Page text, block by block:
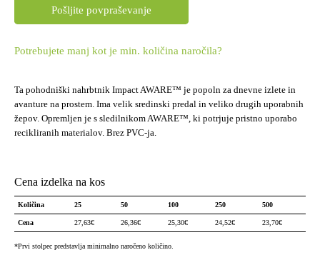
Pošljite povpraševanje
Potrebujete manj kot je min. količina naročila?
Ta pohodniški nahrbtnik Impact AWARE™ je popoln za dnevne izlete in
avanture na prostem. Ima velik sredinski predal in veliko drugih uporabnih
žepov. Opremljen je s sledilnikom AWARE™, ki potrjuje pristno uporabo
recikliranih materialov. Brez PVC-ja.
Cena izdelka na kos
Količina 25 50 100 250 500
Cena 27,63€ 26,36€ 25,30€ 24,52€ 23,70€
*Prvi stolpec predstavlja minimalno naročeno količino.